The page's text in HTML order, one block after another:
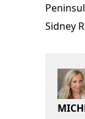
Sidney